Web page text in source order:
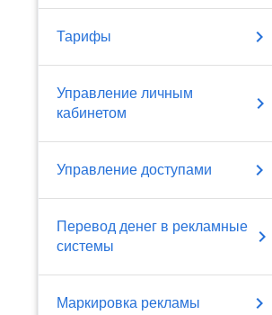
Тарифы chevron_right
Управление личным
кабинетом
chevron_right
Управление доступами chevron_right
Перевод денег в рекламные
системы
chevron_right
Маркировка рекламы chevron_right